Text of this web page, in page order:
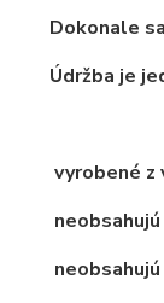
Dokonale
Údržba je
vyrobené z